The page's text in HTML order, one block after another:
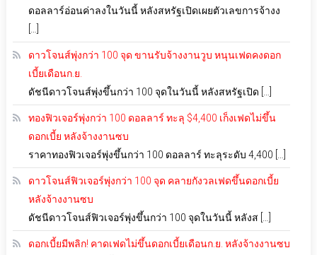
ดอลลาร์อ่อนค่าลงในวันนี้ หลังสหรัฐเปิดเผยตัวเลขการจ้างง
ดาวโจนส์พุ่งกว่า 100 จุด ขานรับจ้างงานวูบ หนุนเฟดคงดอก
เบี้ยเดือนก.ย.
ดัชนีดาวโจนส์พุ่งขึ้นกว่า 100 จุดในวันนี้ หลังสหรัฐเปิด […]
ทองฟิวเจอร์พุ่งกว่า 100 ดอลลาร์ ทะลุ $4,400 เก็งเฟดไม่ขึ้น
ดอกเบี้ย หลังจ้างงานซบ
ราคาทองฟิวเจอร์พุ่งขึ้นกว่า 100 ดอลลาร์ ทะลุระดับ 4,400 […]
ดาวโจนส์ฟิวเจอร์พุ่งกว่า 100 จุด คลายกังวลเฟดขึ้นดอกเบี้ย
หลังจ้างงานซบ
ดัชนีดาวโจนส์ฟิวเจอร์พุ่งขึ้นกว่า 100 จุดในวันนี้ หลังส […]
ดอกเบี้ยมีพลิก! คาดเฟดไม่ขึ้นดอกเบี้ยเดือนก.ย. หลังจ้างงานซบ